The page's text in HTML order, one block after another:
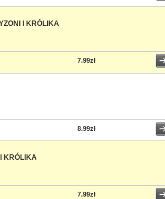
I KRÓLIKA
7.99zł
8.99zł
KRÓLIKA
7.99zł